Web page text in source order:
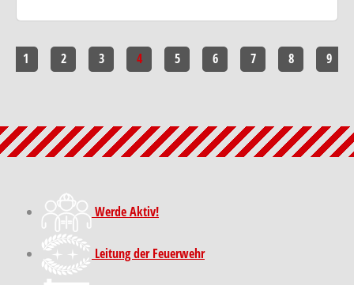
1 2 3 4 5 6 7 8 9
Werde Aktiv!
Leitung der Feuerwehr